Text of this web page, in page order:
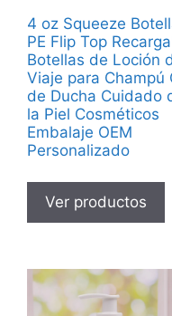
4 oz Squeeze
PE Flip Top
Botellas de Loción
Viaje para Champú
de Ducha Cuidado
la Piel Cosméticos
Embalaje OEM
Personalizado
Ver productos